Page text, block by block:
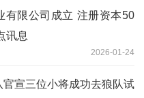
有限公司成立 注册资本50
讯息
2026-01-24
官宣三位小将成功去狼队试